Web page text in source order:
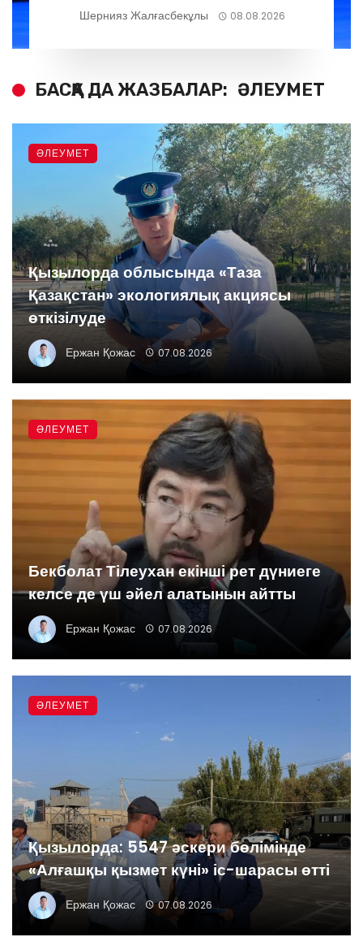
Шернияз Жалғасбекұлы 08.08.2026
БАСҚА ДА ЖАЗБАЛАР: ӘЛЕУМЕТ
Қызылорда облысында «Таза
Қазақстан» экологиялық акциясы
өткізілуде
Ержан Қожас 07.08.2026
ӘЛЕУМЕТ
Бекболат Тілеухан екінші рет дүниеге
келсе де үш әйел алатынын айтты
Ержан Қожас 07.08.2026
ӘЛЕУМЕТ
Қызылорда: 5547 әскери бөлімінде
«Алғашқы қызмет күні» іс-шарасы өтті
Ержан Қожас 07.08.2026
ӘЛЕУМЕТ